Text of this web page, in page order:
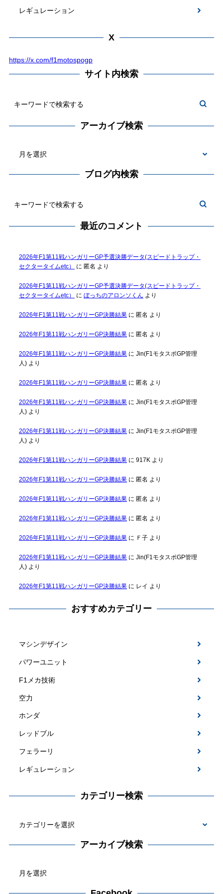
レギュレーション
X
https://x.com/f1motospogp
サイト内検索
アーカイブ検索
ブログ内検索
最近のコメント
2026年F1第11戦ハンガリーGP予選決勝データ(スピードトラップ・
セクタータイムetc）
に 匿名 より
2026年F1第11戦ハンガリーGP予選決勝データ(スピードトラップ・
セクタータイムetc）
に ぼっちのアロンソくん より
2026年F1第11戦ハンガリーGP決勝結果に 匿名 より
2026年F1第11戦ハンガリーGP決勝結果に 匿名 より
2026年F1第11戦ハンガリーGP決勝結果に Jin(F1モタスポGP管理
人)より
2026年F1第11戦ハンガリーGP決勝結果に 匿名 より
2026年F1第11戦ハンガリーGP決勝結果に Jin(F1モタスポGP管理
人)より
2026年F1第11戦ハンガリーGP決勝結果に Jin(F1モタスポGP管理
人)より
2026年F1第11戦ハンガリーGP決勝結果に 917Kより
2026年F1第11戦ハンガリーGP決勝結果に 匿名 より
2026年F1第11戦ハンガリーGP決勝結果に 匿名 より
2026年F1第11戦ハンガリーGP決勝結果に 匿名 より
2026年F1第11戦ハンガリーGP決勝結果に Ｆ子より
2026年F1第11戦ハンガリーGP決勝結果に Jin(F1モタスポGP管理
人)より
2026年F1第11戦ハンガリーGP決勝結果に レイ より
おすすめカテゴリー
マシンデザイン
パワーユニット
F1メカ技術
空力
ホンダ
レッドブル
フェラーリ
レギュレーション
カテゴリー検索
検
アーカイブ検索
カ